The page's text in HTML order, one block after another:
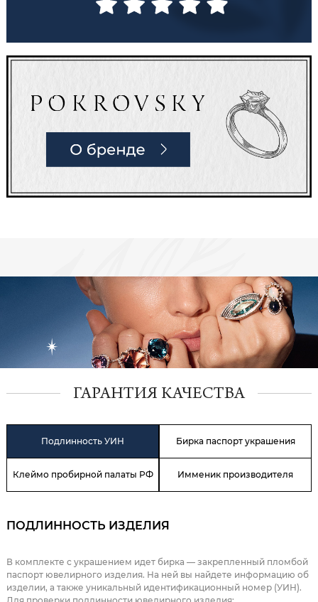
ГАРАНТИЯ КАЧЕСТВА
Подлинность УИН Бирка паспорт украшения
Клеймо пробирной палаты РФ Имменик производителя
ПОДЛИННОСТЬ ИЗДЕЛИЯ
В комплекте с украшением идет бирка — закрепленный пломбой
паспорт ювелирного изделия. На ней вы найдете информацию об
изделии, а также уникальный идентификационный номер (УИН).